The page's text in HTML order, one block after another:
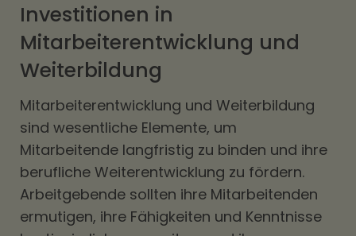
Investitionen in
Mitarbeiterentwicklung und
Weiterbildung
Mitarbeiterentwicklung und Weiterbildung
sind wesentliche Elemente, um
Mitarbeitende langfristig zu binden und ihre
berufliche Weiterentwicklung zu fördern.
Arbeitgebende sollten ihre Mitarbeitenden
ermutigen, ihre Fähigkeiten und Kenntnisse